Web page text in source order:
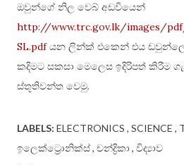
ඔවුන්ගේ නිල වෙබ් අඩවියෙන්
http://www.trc.gov.lk/images/
SL.pdfයන ලින්ක් එකෙන් එය
කදිමට සකසා මෙලෙස ඉදිරිපත් කිරීම
ස්තූතිවන්ත වෙමු.
LABELS: ELECTRONICS SCIENCE
ඉලෙක්ට්‍රොනික්ස් චන්ද්‍රිකා විද්‍යාව